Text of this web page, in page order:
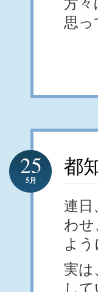
方々
思っ
都
25
5月
連日
わせ
よう
実は
し